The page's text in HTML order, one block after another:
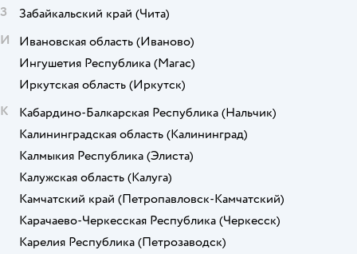
З
Забайкальский край (Чита)
И
Ивановская область (Иваново)
Ингушетия Республика (Магас)
Иркутская область (Иркутск)
К
Кабардино-Балкарская Республика (Нальчик)
Калининградская область (Калининград)
Калмыкия Республика (Элиста)
Калужская область (Калуга)
Камчатский край (Петропавловск-Камчатский)
Карачаево-Черкесская Республика (Черкесск)
Карелия Республика (Петрозаводск)